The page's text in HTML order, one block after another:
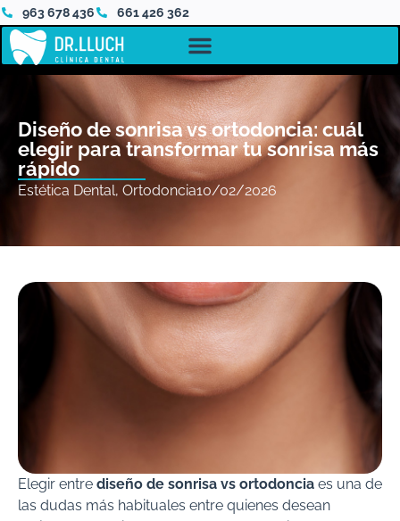
963 678 436 661 426 362
Diseño de sonrisa vs ortodoncia: cuál
elegir para transformar tu sonrisa más
rápido
Estética Dental, Ortodoncia10/02/2026
Elegir entre diseño de sonrisa vs ortodoncia es una de
las dudas más habituales entre quienes desean